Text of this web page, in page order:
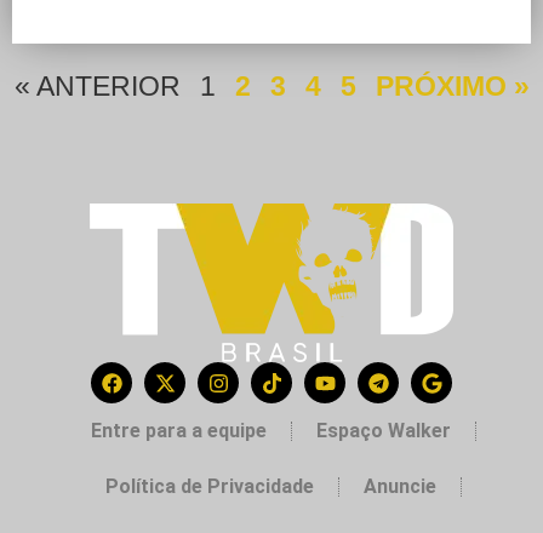
« ANTERIOR 1 2 3 4 5 PRÓXIMO »
Entre para a equipe Espaço Walker
Política de Privacidade Anuncie